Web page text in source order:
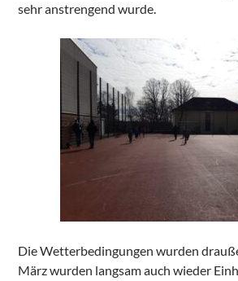
sehr anstrengend wurde.
Die Wetterbedingungen wurden
März wurden langsam auch wieder